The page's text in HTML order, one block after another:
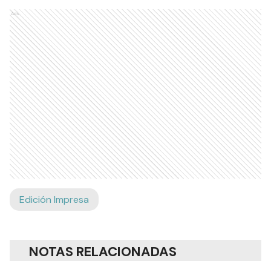
Ads
Edición Impresa
NOTAS RELACIONADAS